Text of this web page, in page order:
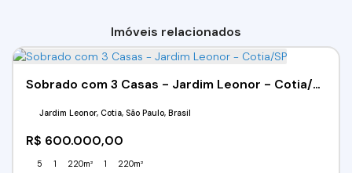
Imóveis relacionados
Sobrado com 3 Casas - Jardim Leonor - Cotia/SP
R$ 600.000,00
Jardim Leonor, Cotia, São Paulo, Brasil
5 1 220m² 1 220m²